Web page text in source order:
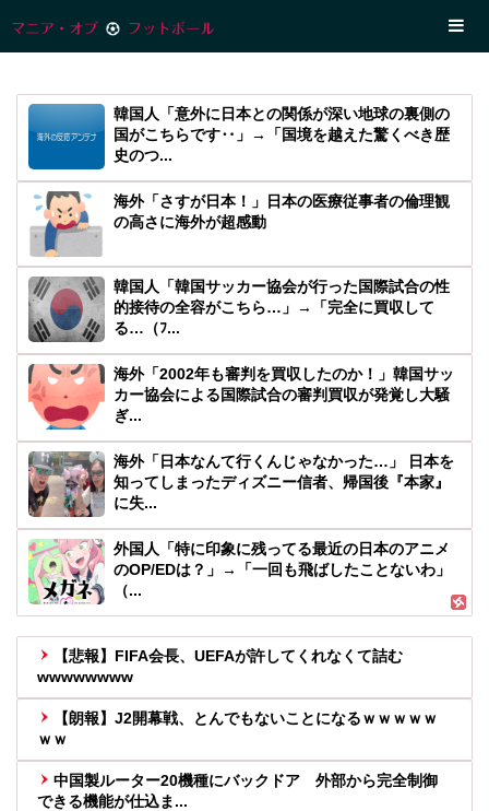
韓国人「意外に日本との関係が深い地球の裏側の
国がこちらです‥」→「国境を越えた驚くべき歴
史のつ...
海外「さすが日本！」日本の医療従事者の倫理観
の高さに海外が超感動
韓国人「韓国サッカー協会が行った国際試合の性
的接待の全容がこちら…」→「完全に買収して
る…（ﾌ...
海外「2002年も審判を買収したのか！」韓国サッ
カー協会による国際試合の審判買収が発覚し大騒
ぎ...
海外「日本なんて行くんじゃなかった…」 日本を
知ってしまったディズニー信者、帰国後『本家』
に失...
外国人「特に印象に残ってる最近の日本のアニメ
のOP/EDは？」→「一回も飛ばしたことないわ」
（...
【悲報】FIFA会長、UEFAが許してくれなくて詰む
wwwwwwww
【朗報】J2開幕戦、とんでもないことになるｗｗｗｗｗ
ｗｗ
中国製ルーター20機種にバックドア 外部から完全制御
できる機能が仕込ま...